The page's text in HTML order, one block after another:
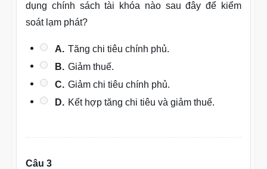
dụng chính sách tài khóa nào sau đây để kiểm
soát lạm phát?
A. Tăng chi tiêu chính phủ.
B. Giảm thuế.
C. Giảm chi tiêu chính phủ.
D. Kết hợp tăng chi tiêu và giảm thuế.
Câu 3